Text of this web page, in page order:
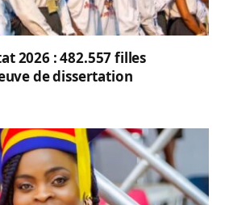
2026 : 482.557 filles
de dissertation